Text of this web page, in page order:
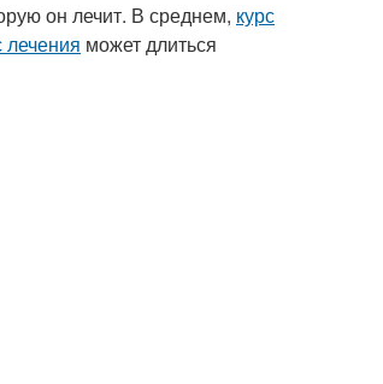
он лечит. В среднем, курс
лечения может длиться